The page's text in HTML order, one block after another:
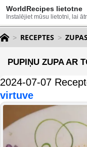
WorldRecipes lietotne
Instalējiet mūsu lietotni, lai
RECEPTES ZUPAS
PUPIŅU ZUPA AR
2024-07-07
virtuve